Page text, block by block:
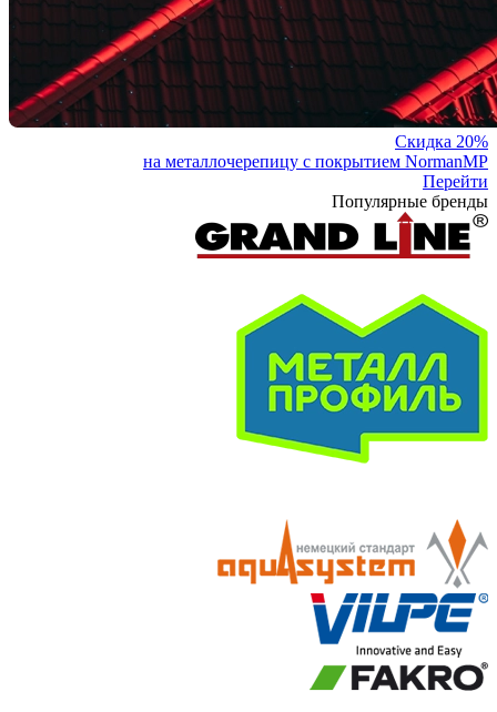
Скидка 20%
на металлочерепицу с покрытием NormanMP
Перейти
Популярные бренды